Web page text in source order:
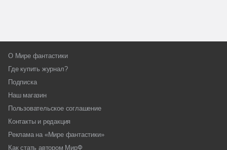
О Мире фантастики
Где купить журнал?
Подписка
Наш магазин
Пользовательское соглашение
Контакты и редакция
Реклама на «Мире фантастики»
Как стать автором МирФ